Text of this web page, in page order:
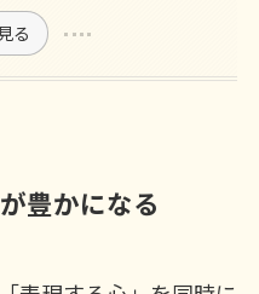
る
豊かになる